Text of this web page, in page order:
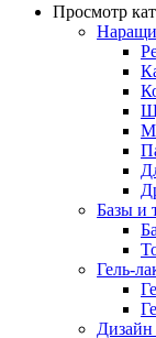
Просмотр
Базы и
Гель-
Дизайн